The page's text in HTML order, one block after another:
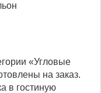
«Угловые
на заказ.
в гостиную